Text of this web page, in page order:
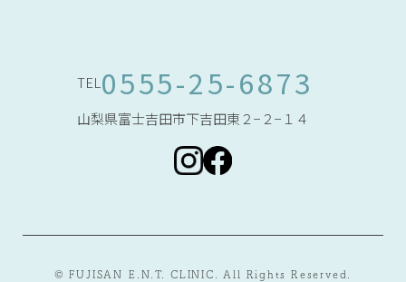
TEL 0555-25-6873
山梨県富士吉田市下吉田東２−２−１４
© FUJISAN E.N.T. CLINIC. All Rights Reserved.